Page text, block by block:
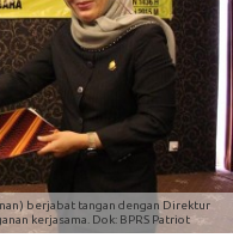
berjabat tangan dengan Direktur
kerjasama. Dok: BPRS Patriot